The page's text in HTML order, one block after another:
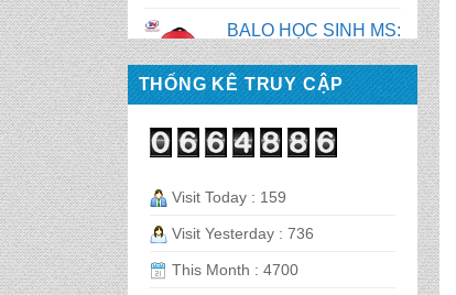
BALO HỌC SINH MS:
TN 2070
TN 2069
TN 2068
THỐNG KÊ TRUY CẬP
Visit Today : 159
Visit Yesterday : 736
This Month : 4700